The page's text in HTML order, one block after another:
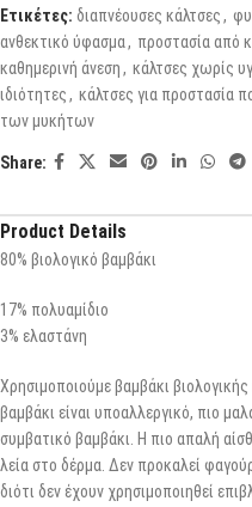
Ετικέτες: διαπνέουσες κάλτσες,
ανθεκτικό ύφασμα, προστασία από
καθημερινή άνεση, κάλτσες χωρίς
ιδιότητες, κάλτσες για προστασία
των μυκήτων
Share:
Product Details
80% βιολογικό βαμβάκι
17% πολυαμίδιο
3% ελαστάνη
Χρησιμοποιούμε βαμβάκι
βαμβάκι είναι υποαλλεργικό, πιο
συμβατικό βαμβάκι. Η πιο απαλή
λεία στο δέρμα. Δεν προκαλεί
διότι δεν έχουν χρησιμοποιηθεί